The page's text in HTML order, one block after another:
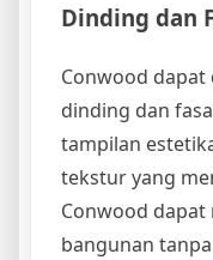
Dinding dan
Conwood
dinding dan
tampilan
tekstur yang
Conwood
bangunan